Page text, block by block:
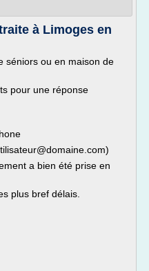
à Limoges en
séniors ou en maison de
pour une réponse
a bien été prise en
plus bref délais.